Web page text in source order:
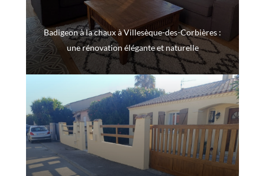
Badigeon à la chaux à Villesèque-des-Corbières :
une rénovation élégante et naturelle